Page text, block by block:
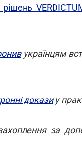
українцям
доказиу
за